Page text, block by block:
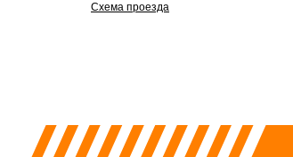
Схема проезда